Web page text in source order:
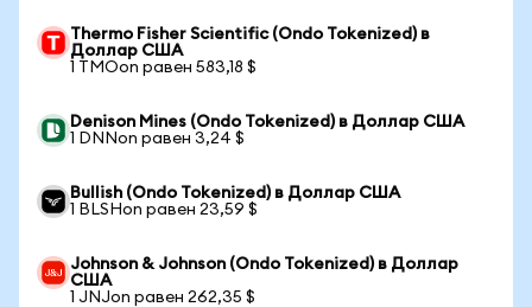
Thermo Fisher Scientific (Ondo Tokenized) в
Доллар США
1 TMOon равен 583,18 $
Denison Mines (Ondo Tokenized) в Доллар США
1 DNNon равен 3,24 $
Bullish (Ondo Tokenized) в Доллар США
1 BLSHon равен 23,59 $
Johnson & Johnson (Ondo Tokenized) в Доллар
США
1 JNJon равен 262,35 $